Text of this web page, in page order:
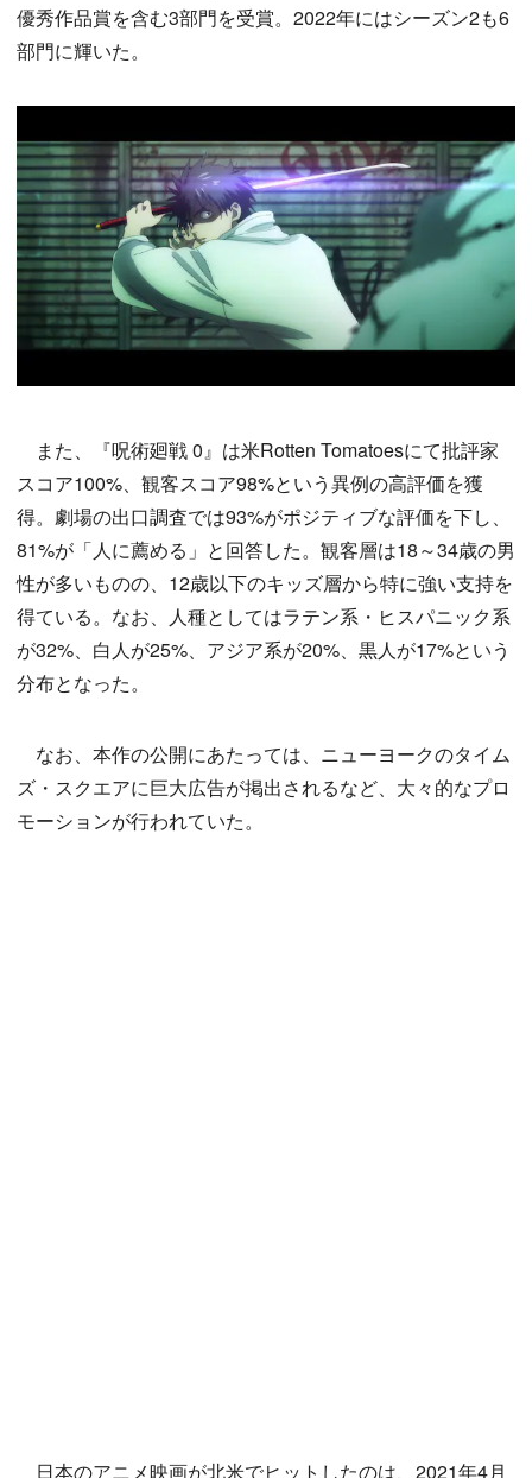
優秀作品賞を含む3部門を受賞。2022年にはシーズン2も6
部門に輝いた。
また、『呪術廻戦 0』は米Rotten Tomatoesにて批評家
スコア100%、観客スコア98%という異例の高評価を獲
得。劇場の出口調査では93%がポジティブな評価を下し、
81%が「人に薦める」と回答した。観客層は18～34歳の男
性が多いものの、12歳以下のキッズ層から特に強い支持を
得ている。なお、人種としてはラテン系・ヒスパニック系
が32%、白人が25%、アジア系が20%、黒人が17%という
分布となった。
なお、本作の公開にあたっては、ニューヨークのタイム
ズ・スクエアに巨大広告が掲出されるなど、大々的なプロ
モーションが行われていた。
日本のアニメ映画が北米でヒットしたのは、2021年4月